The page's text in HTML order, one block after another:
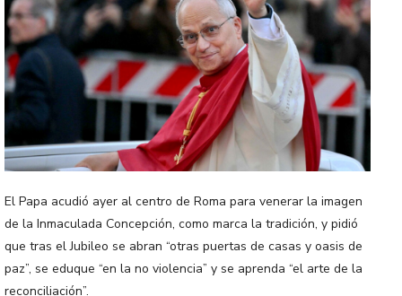
El Papa acudió ayer al centro de Roma para venerar la imagen
de la Inmaculada Concepción, como marca la tradición, y pidió
que tras el Jubileo se abran “otras puertas de casas y oasis de
paz”, se eduque “en la no violencia” y se aprenda “el arte de la
reconciliación”.